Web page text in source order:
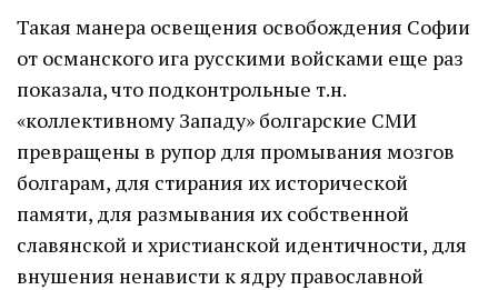
Такая манера освещения освобождения Софии
от османского ига русскими войсками еще раз
показала, что подконтрольные т.н.
«коллективному Западу» болгарские СМИ
превращены в рупор для промывания мозгов
болгарам, для стирания их исторической
памяти, для размывания их собственной
славянской и христианской идентичности, для
внушения ненависти к ядру православной